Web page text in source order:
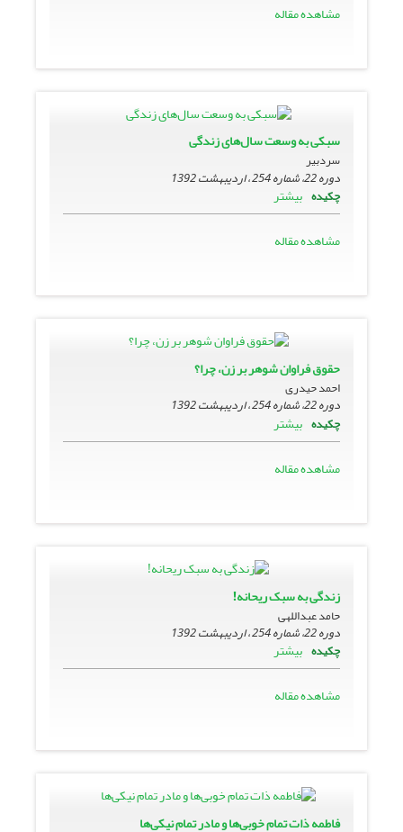
مشاهده مقاله
سبکی به وسعت سال‌های زندگی
سردبیر
دوره 22، شماره 254 ، اردیبهشت 1392
چکیده بیشتر
مشاهده مقاله
حقوق فراوان شوهر بر زن، چرا؟
احمد حیدری
دوره 22، شماره 254 ، اردیبهشت 1392
چکیده بیشتر
مشاهده مقاله
زندگی به سبک ریحانه!
حامد عبداللهی
دوره 22، شماره 254 ، اردیبهشت 1392
چکیده بیشتر
مشاهده مقاله
فاطمه ذات تمام خوبی‌ها و مادر تمام نیکی‌ها